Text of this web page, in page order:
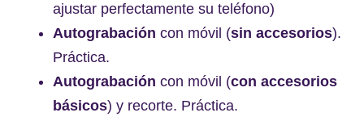
ajustar perfectamente su teléfono)
Autograbación con móvil (sin accesorios).
Práctica.
Autograbación con móvil (con accesorios
básicos) y recorte. Práctica.